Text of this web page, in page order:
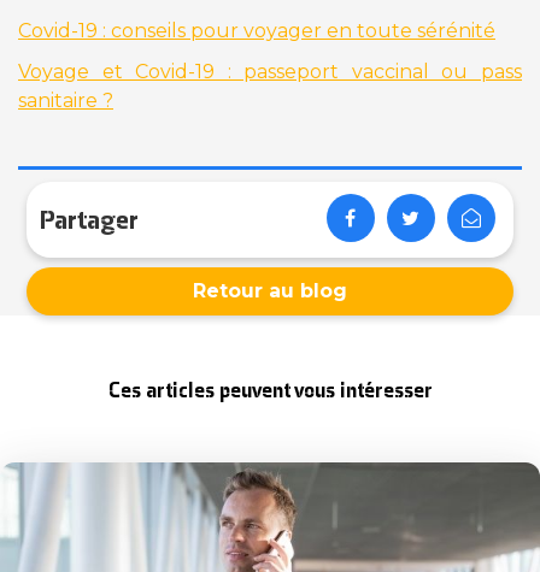
Covid-19 : conseils pour voyager en toute sérénité
Voyage et Covid-19 : passeport vaccinal ou pass
sanitaire ?
Partager
Retour au blog
Ces articles peuvent vous intéresser